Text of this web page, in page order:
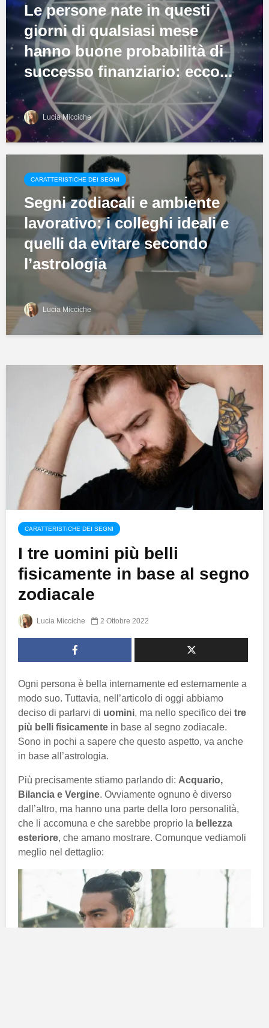
Le persone nate in questi
giorni di qualsiasi mese
hanno buone probabilità di
successo finanziario: ecco...
Lucia Micciche
CARATTERISTICHE DEI SEGNI
Segni zodiacali e ambiente
lavorativo: i colleghi ideali e
quelli da evitare secondo
l’astrologia
Lucia Micciche
CARATTERISTICHE DEI SEGNI
I tre uomini più belli
fisicamente in base al segno
zodiacale
Lucia Micciche 2 Ottobre 2022
Ogni persona è bella internamente ed esternamente a
modo suo. Tuttavia, nell’articolo di oggi abbiamo
deciso di parlarvi di uomini, ma nello specifico dei tre
più belli fisicamente in base al segno zodiacale.
Sono in pochi a sapere che questo aspetto, va anche
in base all’astrologia.
Più precisamente stiamo parlando di: Acquario,
Bilancia e Vergine. Ovviamente ognuno è diverso
dall’altro, ma hanno una parte della loro personalità,
che li accomuna e che sarebbe proprio la bellezza
esteriore, che amano mostrare. Comunque vediamoli
meglio nel dettaglio: